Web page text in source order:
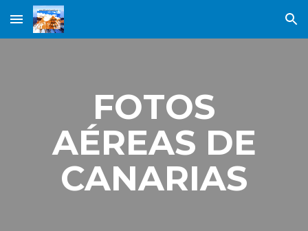
Skip to main content Skip to navigation
FOTOS
AÉREAS DE
CANARIAS